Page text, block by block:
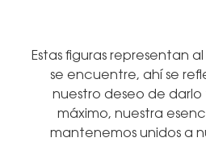
Estas figuras representan
se encuentre, ahí se
nuestro deseo de darlo
máximo, nuestra
mantenemos unidos a